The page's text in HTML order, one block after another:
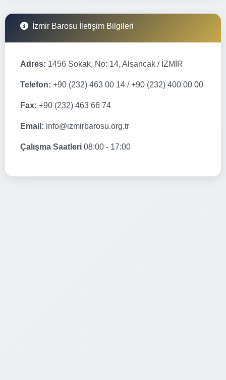
İzmir Barosu İletişim Bilgileri
Adres: 1456 Sokak, No: 14, Alsancak / İZMİR
Telefon: +90 (232) 463 00 14 / +90 (232) 400 00 00
Fax: +90 (232) 463 66 74
Email: info@izmirbarosu.org.tr
Çalışma Saatleri 08:00 - 17:00